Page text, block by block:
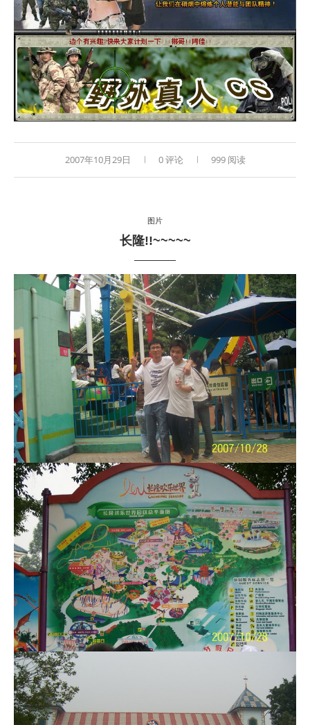
2007年10月29日 0 评论 999 阅读
图片
长隆!!~~~~~